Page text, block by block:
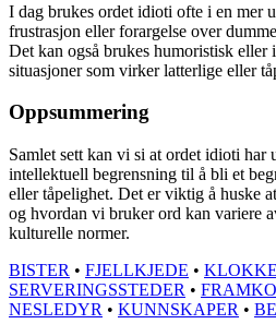
I dag brukes ordet idioti ofte i en mer
frustrasjon eller forargelse over
Det kan også brukes humoristisk eller
situasjoner som virker latterlige eller
Oppsummering
Samlet sett kan vi si at ordet idioti har
intellektuell begrensning til å bli et
eller tåpelighet. Det er viktig å huske
og hvordan vi bruker ord kan variere
kulturelle normer.
BISTER • FJELLKJEDE •
SERVERINGSSTEDER •
NESLEDYR • KUNNSKAPER •